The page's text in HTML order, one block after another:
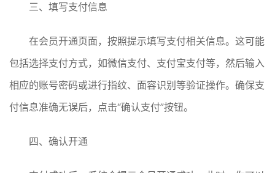
三、填写支付信息
在会员开通页面，按照提示填写支付相关信息。这可能
包括选择支付方式，如微信支付、支付宝支付等，然后输入
相应的账号密码或进行指纹、面容识别等验证操作。确保支
付信息准确无误后，点击“确认支付”按钮。
四、确认开通